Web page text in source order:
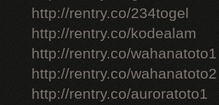
http://rentry.co/234togel
http://rentry.co/kodealam
http://rentry.co/wahanatoto1
http://rentry.co/wahanatoto2
http://rentry.co/auroratoto1